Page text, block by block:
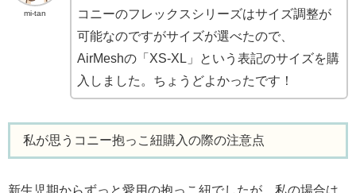
mi-tan
コニーのフレックスシリーズはサイズ調整が
可能なのですがサイズが選べたので、
AirMeshの「XS-XL」という表記のサイズを購
入しました。ちょうどよかったです！
私が思うコニー抱っこ紐購入の際の注意点
新生児期からずっと愛用の抱っこ紐でしたが、私の場合は